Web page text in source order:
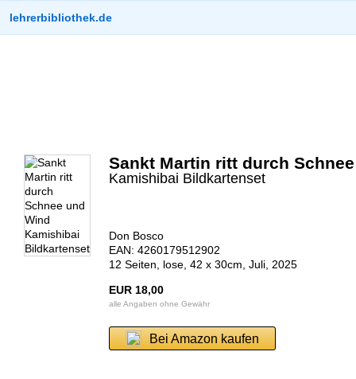
lehrerbibliothek.de
Sankt Martin ritt durch
Kamishibai Bildkartenset
Don Bosco
EAN: 4260179512902
12 Seiten, lose, 42 x 30cm, Juli, 2025
EUR 18,00
alle Angaben ohne Gewähr
Bei Amazon kaufen